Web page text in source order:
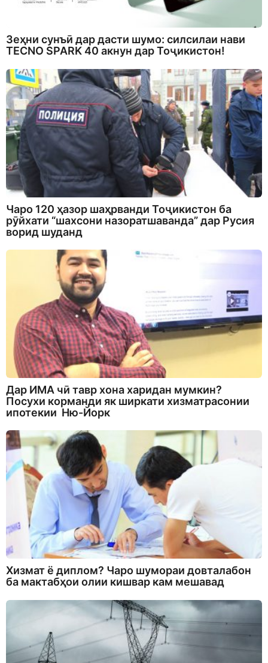
Зеҳни сунъӣ дар дасти шумо: силсилаи нави
TECNO SPARK 40 акнун дар Тоҷикистон!
Чаро 120 ҳазор шаҳрванди Тоҷикистон ба
рӯйхати “шахсони назоратшаванда” дар Русия
ворид шуданд
Дар ИМА чӣ тавр хона харидан мумкин?
Посухи корманди як ширкати хизматрасонии
ипотекии Ню-Йорк
Хизмат ё диплом? Чаро шумораи довталабон
ба мактабҳои олии кишвар кам мешавад